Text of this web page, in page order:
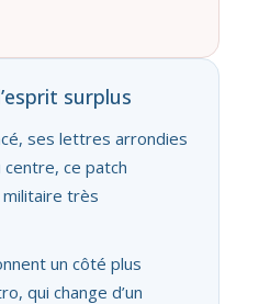
surplus
ses lettres arrondies
ce patch
très
un côté plus
qui change d’un